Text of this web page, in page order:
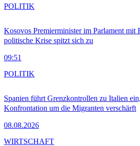
Kosovos Premierminister im Parlament mit
politische Krise spitzt sich zu
09:51
POLITIK
Spanien führt Grenzkontrollen zu Italien
Konfrontation um die Migranten verschärft
08.08.2026
POLITIK
WIRTSCHAFT